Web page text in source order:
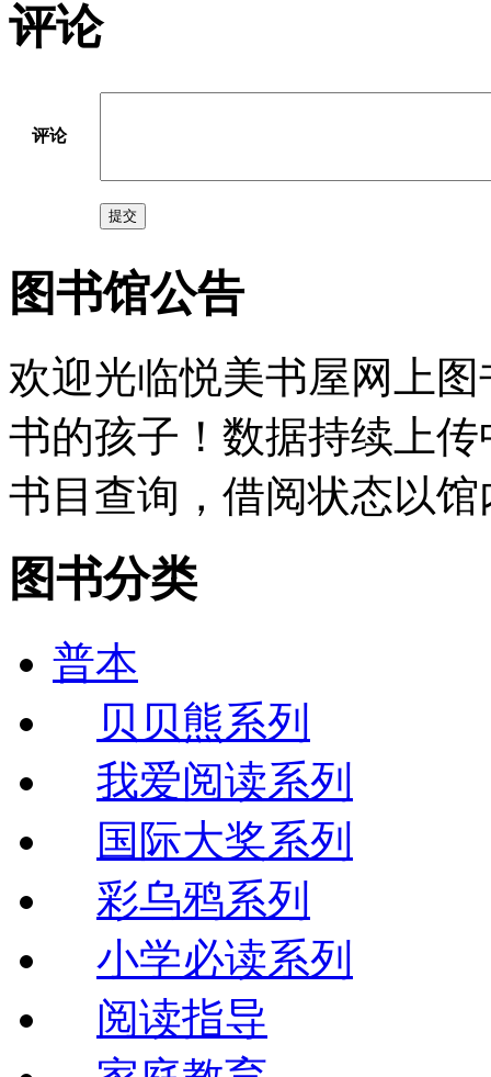
评论
评论
提交
图书馆公告
欢迎光临悦美书屋网上
书的孩子！数据持续上
书目查询，借阅状态以
图书分类
普本
贝贝熊系列
我爱阅读系列
国际大奖系列
彩乌鸦系列
小学必读系列
阅读指导